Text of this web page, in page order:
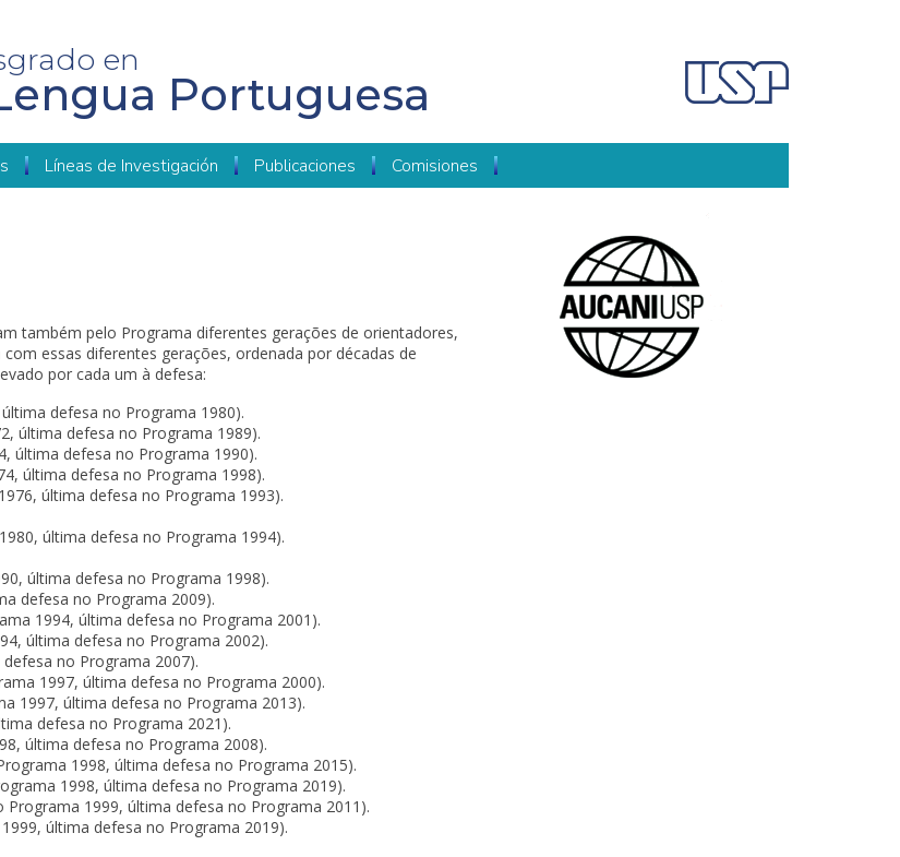
en
Portuguesa
Líneas de Investigación Publicaciones Comisiones
também pelo Programa diferentes gerações de orientadores,
essas diferentes gerações, ordenada por décadas de
por cada um à defesa:
defesa no Programa 1980).
última defesa no Programa 1989).
última defesa no Programa 1990).
última defesa no Programa 1998).
última defesa no Programa 1993).
última defesa no Programa 1994).
última defesa no Programa 1998).
defesa no Programa 2009).
1994, última defesa no Programa 2001).
última defesa no Programa 2002).
no Programa 2007).
1997, última defesa no Programa 2000).
1997, última defesa no Programa 2013).
defesa no Programa 2021).
última defesa no Programa 2008).
1998, última defesa no Programa 2015).
1998, última defesa no Programa 2019).
1999, última defesa no Programa 2011).
última defesa no Programa 2019).